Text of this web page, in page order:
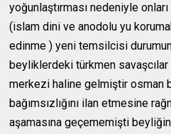
yoğunlaştırması nedeniyle
(islam dini ve anodolu yu
edinme ) yeni temsilcisi
beyliklerdeki türkmen
merkezi haline gelmiştir osman
bağımsızlığını ilan etmesine
aşamasına geçememişti